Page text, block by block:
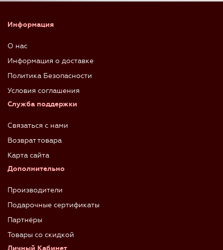
Информация
О нас
Информация о доставке
Политика Безопасности
Условия соглашения
Служба поддержки
Связаться с нами
Возврат товара
Карта сайта
Дополнительно
Производители
Подарочные сертификаты
Партнёры
Товары со скидкой
Личный Кабинет